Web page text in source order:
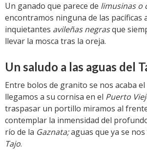
Un ganado que parece de limusinas o
encontramos ninguna de las pacíficas
inquietantes avileñas negrasque
llevar la mosca tras la oreja.
Un saludo a las aguas del
Entre bolos de granito se nos acaba el
llegamos a su cornisa en el Puerto
traspasar un portillo miramos al
contemplar la inmensidad del
río de la Gaznata;aguas que ya se
Tajo.